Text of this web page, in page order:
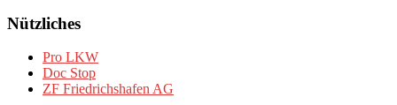
Nützliches
Pro LKW
Doc Stop
ZF Friedrichshafen AG